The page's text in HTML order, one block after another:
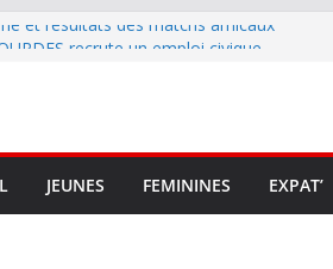
et résultats des matchs amicaux
au HOFC
JEUNES FEMININES EXPAT’